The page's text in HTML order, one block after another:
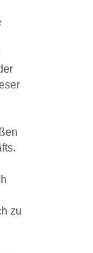
zu